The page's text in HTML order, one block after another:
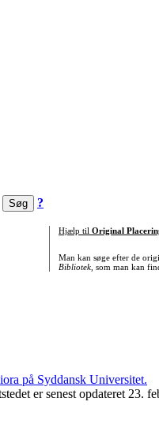
?
Hjælp til Original
Man kan søge efter de
Bibliotek, som man kan
er senest opdateret 23.